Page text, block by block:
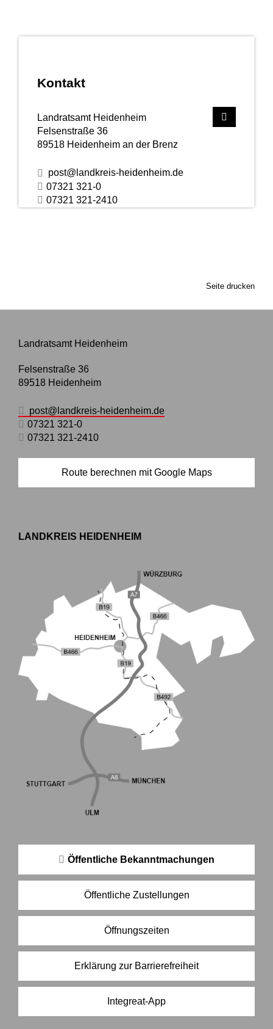
Kontakt
Landratsamt Heidenheim
Felsenstraße 36
89518 Heidenheim an der Brenz
post@landkreis-heidenheim.de
07321 321-0
07321 321-2410
Seite drucken
Landratsamt Heidenheim
Felsenstraße 36
89518 Heidenheim
post@landkreis-heidenheim.de
07321 321-0
07321 321-2410
Route berechnen mit Google Maps
LANDKREIS HEIDENHEIM
Öffentliche Bekanntmachungen
Öffentliche Zustellungen
Öffnungszeiten
Erklärung zur Barrierefreiheit
Integreat-App